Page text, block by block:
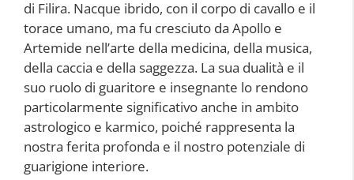
di Filira. Nacque ibrido, con il corpo di cavallo e il
torace umano, ma fu cresciuto da Apollo e
Artemide nell’arte della medicina, della musica,
della caccia e della saggezza. La sua dualità e il
suo ruolo di guaritore e insegnante lo rendono
particolarmente significativo anche in ambito
astrologico e karmico, poiché rappresenta la
nostra ferita profonda e il nostro potenziale di
guarigione interiore.